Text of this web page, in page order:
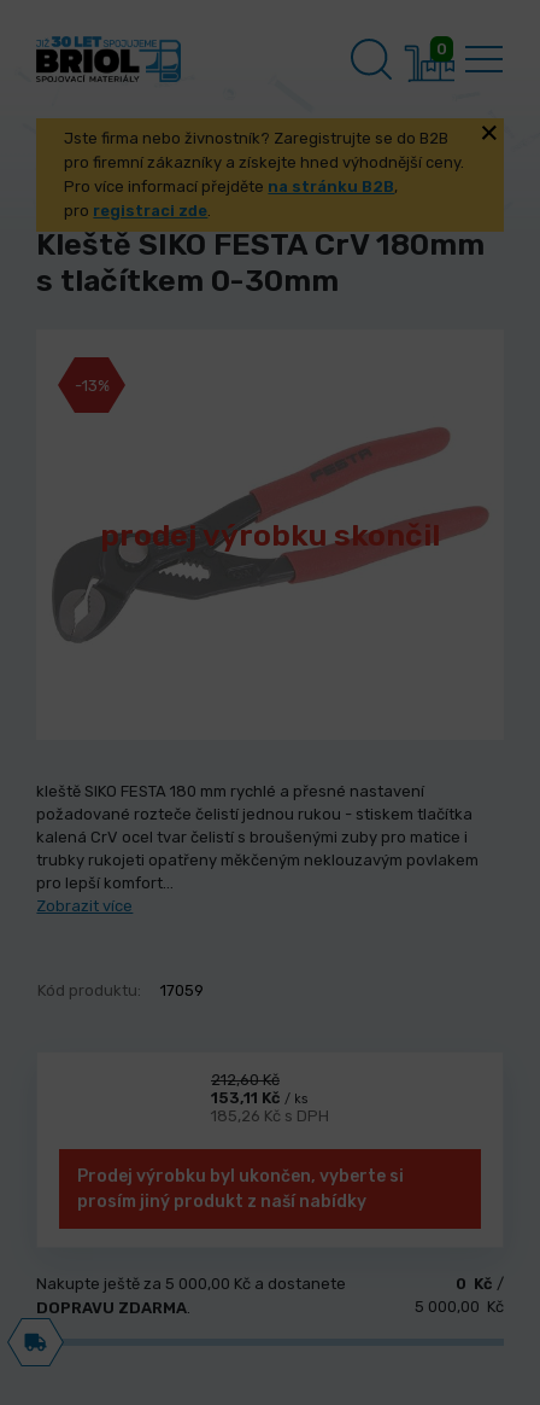
0
Jste firma nebo živnostník? Zaregistrujte se do B2B
pro firemní zákazníky a získejte hned výhodnější ceny.
Pro více informací přejděte na stránku B2B,
pro registraci zde.
Kleště SIKO FESTA CrV 180mm
s tlačítkem 0-30mm
prodej výrobku skončil
-13%
kleště SIKO FESTA 180 mm rychlé a přesné nastavení
požadované rozteče čelistí jednou rukou - stiskem tlačítka
kalená CrV ocel tvar čelistí s broušenými zuby pro matice i
trubky rukojeti opatřeny měkčeným neklouzavým povlakem
pro lepší komfort…
Zobrazit více
Kód produktu: 17059
212,60 Kč
153,11 Kč / ks
185,26 Kč s DPH
Prodej výrobku byl ukončen, vyberte si
prosím jiný produkt z naší nabídky
Nakupte ještě za 5 000,00 Kč a dostanete
DOPRAVU ZDARMA.
0 Kč /
5 000,00 Kč